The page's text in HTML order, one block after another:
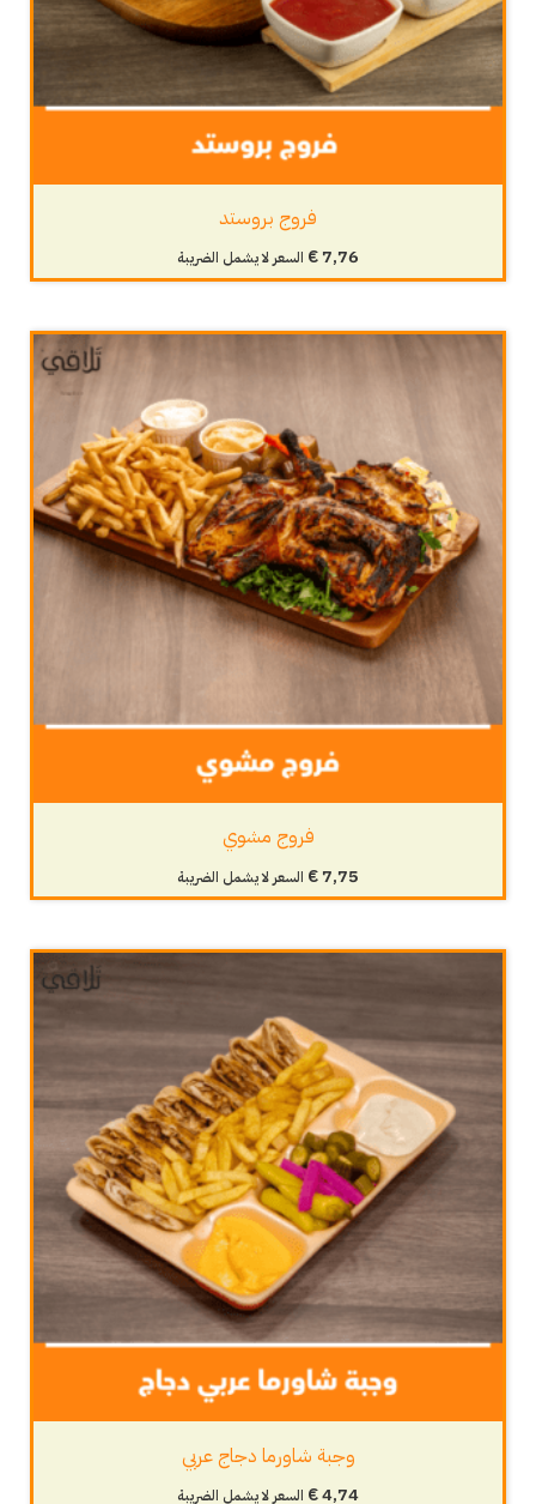
فروج بروستد
€7,76 السعر لا يشمل الضريبة
فروج مشوي
€7,75 السعر لا يشمل الضريبة
وجبة شاورما دجاج عربي
€4,74 السعر لا يشمل الضريبة